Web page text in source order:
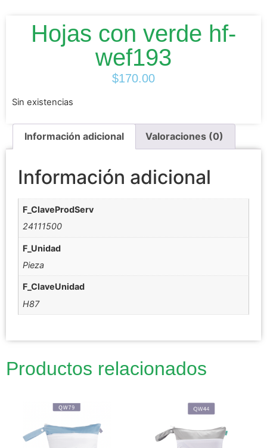
Hojas con verde hf-
wef193
$170.00
Sin existencias
Información adicional Valoraciones (0)
Información adicional
F_ClaveProdServ
24111500
F_Unidad
Pieza
F_ClaveUnidad
H87
Productos relacionados